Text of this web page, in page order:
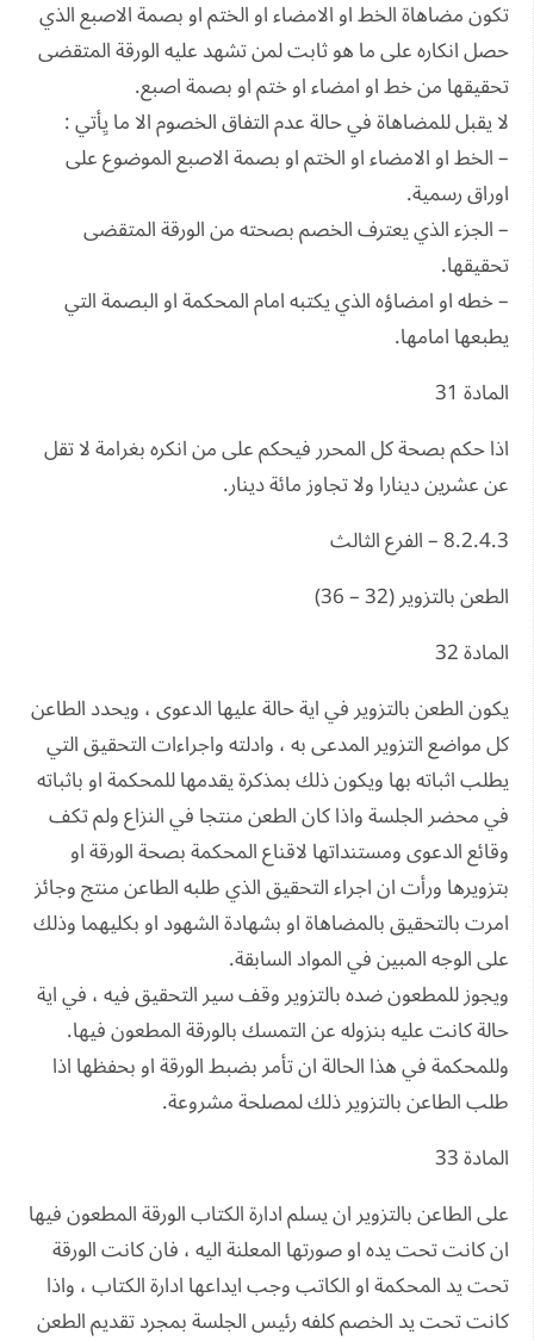
تكون مضاهاة الخط او الامضاء او الختم او بصمة الاصبع الذي
حصل انكاره على ما هو ثابت لمن تشهد عليه الورقة المتقضى
تحقيقها من خط او امضاء او ختم او بصمة اصبع.
لا يقبل للمضاهاة في حالة عدم التفاق الخصوم الا ما يِأتي :
– الخط او الامضاء او الختم او بصمة الاصبع الموضوع على
اوراق رسمية.
– الجزء الذي يعترف الخصم بصحته من الورقة المتقضى
تحقيقها.
– خطه او امضاؤه الذي يكتبه امام المحكمة او البصمة التي
يطبعها امامها.
المادة 31
اذا حكم بصحة كل المحرر فيحكم على من انكره بغرامة لا تقل
عن عشرين دينارا ولا تجاوز مائة دينار.
8.2.4.3 – الفرع الثالث
الطعن بالتزوير (32 – 36)
المادة 32
يكون الطعن بالتزوير في اية حالة عليها الدعوى ، ويحدد الطاعن
كل مواضع التزوير المدعى به ، وادلته واجراءات التحقيق التي
يطلب اثباته بها ويكون ذلك بمذكرة يقدمها للمحكمة او باثباته
في محضر الجلسة واذا كان الطعن منتجا في النزاع ولم تكف
وقائع الدعوى ومستنداتها لاقناع المحكمة بصحة الورقة او
بتزويرها ورأت ان اجراء التحقيق الذي طلبه الطاعن منتج وجائز
امرت بالتحقيق بالمضاهاة او بشهادة الشهود او بكليهما وذلك
على الوجه المبين في المواد السابقة.
ويجوز للمطعون ضده بالتزوير وقف سير التحقيق فيه ، في اية
حالة كانت عليه بنزوله عن التمسك بالورقة المطعون فيها.
وللمحكمة في هذا الحالة ان تأمر بضبط الورقة او بحفظها اذا
طلب الطاعن بالتزوير ذلك لمصلحة مشروعة.
المادة 33
على الطاعن بالتزوير ان يسلم ادارة الكتاب الورقة المطعون فيها
ان كانت تحت يده او صورتها المعلنة اليه ، فان كانت الورقة
تحت يد المحكمة او الكاتب وجب ايداعها ادارة الكتاب ، واذا
كانت تحت يد الخصم كلفه رئيس الجلسة بمجرد تقديم الطعن